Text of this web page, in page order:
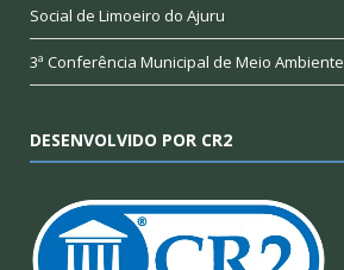
Social de Limoeiro do Ajuru
3ª Conferência Municipal de Meio Ambiente
DESENVOLVIDO POR CR2